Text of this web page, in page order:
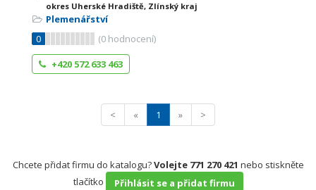
okres Uherské Hradiště, Zlínský kraj
Plemenářství
0
(0 hodnocení)
+420 572 633 463
< « 1 » >
Chcete přidat firmu do katalogu?Volejte 771 270 421 nebo stiskněte
tlačítko
Přihlásit se a přidat firmu